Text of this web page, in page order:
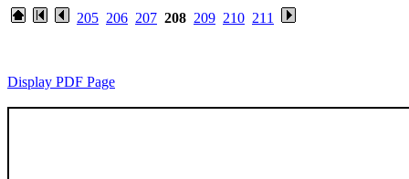
205 206 207 208 209 210 211
Display PDF Page